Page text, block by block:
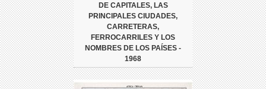
DE CAPITALES, LAS
PRINCIPALES CIUDADES,
CARRETERAS,
FERROCARRILES Y LOS
NOMBRES DE LOS PAÍSES -
1968